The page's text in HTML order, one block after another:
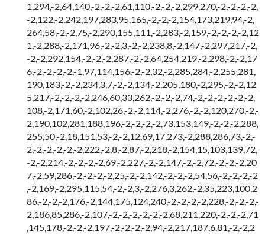
1,294,-2,64,140,-2,-2,-2,61,110,-2,-2,-2,299,270,-2,-2,-2,-2,
-2,122,-2,242,197,283,95,165,-2,-2,-2,154,173,219,94,-2,
264,58,-2,-2,75,-2,290,155,111,-2,283,-2,159,-2,-2,-2,-2,12
1,-2,288,-2,171,96,-2,-2,3,-2,-2,238,8,-2,147,-2,297,217,-2,
-2,-2,292,154,-2,-2,-2,287,-2,-2,64,254,219,-2,298,-2,-2,17
6,-2,-2,-2,-2,-1,97,114,156,-2,-2,32,-2,285,284,-2,255,281,
190,183,-2,-2,234,3,7,-2,-2,134,-2,205,180,-2,295,-2,-2,12
5,217,-2,-2,-2,-2,246,60,33,262,-2,-2,-2,74,-2,-2,-2,-2,-2,-2,
108,-2,171,60,-2,102,26,-2,-2,114,-2,276,-2,-2,120,270,-2,-
2,190,102,281,188,196,-2,-2,-2,-2,73,153,149,-2,-2,-2,288,
255,50,-2,18,151,53,-2,-2,12,69,17,273,-2,288,286,73,-2,-
2,-2,-2,-2,-2,-2,222,-2,8,-2,87,-2,218,-2,154,15,103,139,72,
-2,-2,214,-2,-2,-2,-2,69,-2,227,-2,-2,147,-2,-2,72,-2,-2,-2,20
7,-2,59,286,-2,-2,-2,-2,25,-2,-2,142,-2,-2,-2,54,56,-2,-2,-2,-2
,-2,169,-2,295,115,54,-2,-2,3,-2,276,3,262,-2,35,223,100,2
86,-2,-2,-2,176,-2,144,175,124,240,-2,-2,-2,-2,228,-2,-2,-2,-
2,186,85,286,-2,107,-2,-2,-2,-2,-2,-2,68,211,220,-2,-2,-2,71
,145,178,-2,-2,-2,197,-2,-2,-2,-2,94,-2,217,187,6,81,-2,-2,2